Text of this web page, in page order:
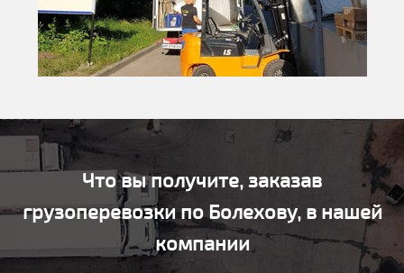
Что вы получите, заказав
грузоперевозки по Болехову, в нашей
компании